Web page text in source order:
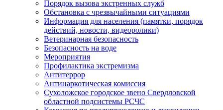
Порядок вызова экстренных служб
Обстановка с чрезвычайными ситуациями
Информация для населения (памятки, порядок
действий, новости, видеоролики)
Ветеринарная безопасность
Безопасность на воде
Мероприятия
Профилактика экстремизма
Антитеррор
Антинаркотическая комиссия
Сухоложское городское звено Свердловской
областной подсистемы РСЧС